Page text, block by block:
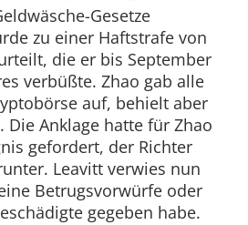
Gesetze
zu einer Haftstrafe von
die er bis September
verbüßte. Zhao gab alle
auf, behielt aber
Die Anklage hatte für Zhao
gefordert, der Richter
Leavitt verwies nun
Betrugsvorwürfe oder
gegeben habe.